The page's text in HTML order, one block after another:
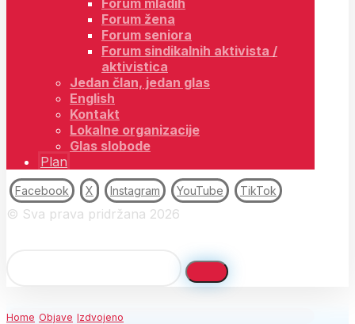
Forum mladih
Forum žena
Forum seniora
Forum sindikalnih aktivista /
aktivistica
Jedan član, jedan glas
English
Kontakt
Lokalne organizacije
Glas slobode
Plan
Facebook X Instagram YouTube TikTok
© Sva prava pridržana 2026
Home Objave Izdvojeno